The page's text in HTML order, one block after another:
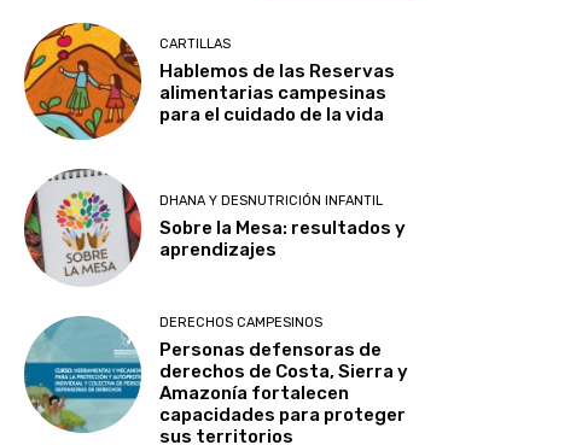
CARTILLAS
Hablemos de las Reservas
alimentarias campesinas
para el cuidado de la vida
DHANA Y DESNUTRICIÓN INFANTIL
Sobre la Mesa: resultados y
aprendizajes
DERECHOS CAMPESINOS
Personas defensoras de
derechos de Costa, Sierra y
Amazonía fortalecen
capacidades para proteger
sus territorios